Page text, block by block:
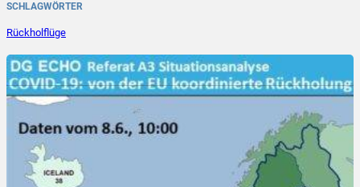
SCHLAGWÖRTER
Rückholflüge